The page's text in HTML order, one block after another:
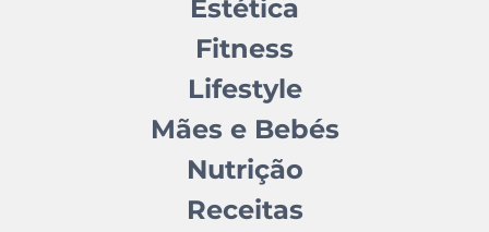
Estética
Fitness
Lifestyle
Mães e Bebés
Nutrição
Receitas